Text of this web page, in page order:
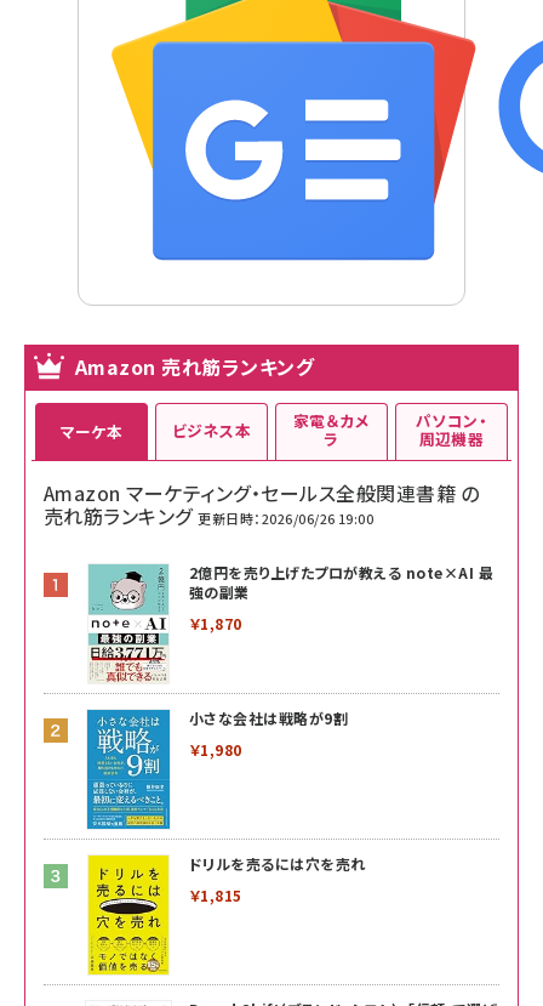
Amazon 売れ筋ランキング
マーケ本
Amazon マーケティング・セールス全般関連書籍 の
売れ筋ランキング 更新日時：2026/06/26 19:00
2億円を売り上げたプロが教える note×AI 最
強の副業
￥1,870
小さな会社は戦略が9割
￥1,980
ドリルを売るには穴を売れ
￥1,815
ビジネス本 家電＆カメ
ラ
パソコン・
周辺機器